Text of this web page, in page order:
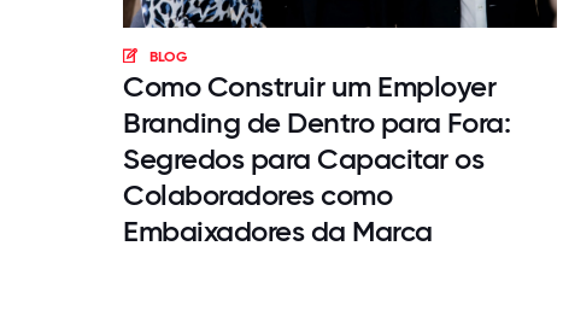
BLOG
Como Construir um Employer
Branding de Dentro para Fora:
Segredos para Capacitar os
Colaboradores como
Embaixadores da Marca